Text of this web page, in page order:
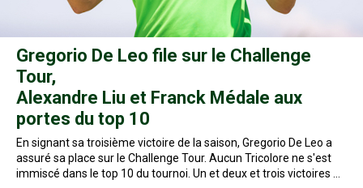
Gregorio De Leo file sur le Challenge
Tour,
Alexandre Liu et Franck Médale aux
portes du top 10
En signant sa troisième victoire de la saison, Gregorio De Leo a
assuré sa place sur le Challenge Tour. Aucun Tricolore ne s'est
immiscé dans le top 10 du tournoi. Un et deux et trois victoires …